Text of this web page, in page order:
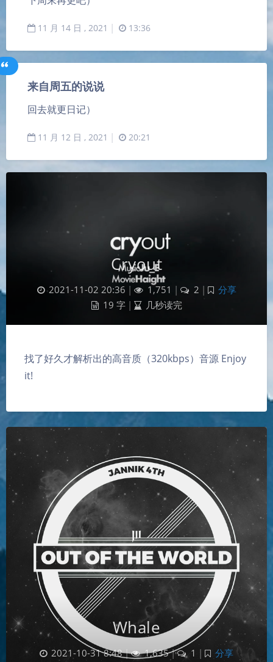
11 月 14 日 , 2021 | 13:36
来自周五的说说
回去就更日记）
11 月 12 日 , 2021 | 20:21
Cryout
2021-11-02 20:36 | 1,751 | 2 |
分享
19 字 | 几秒读完
找了好久才解析出的高音质（320kbps）音源 Enjoy
it!
Whale
2021-10-31 8:48| 1,635| 1 | 分享